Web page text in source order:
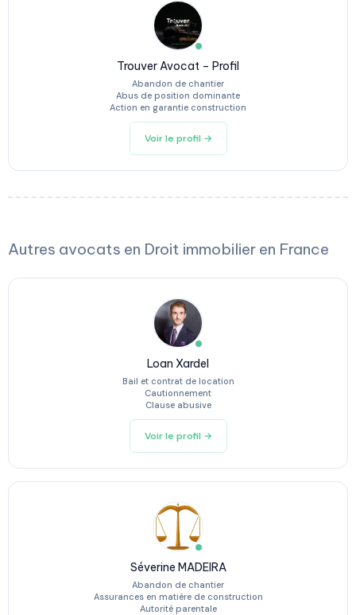
Trouver Avocat – Profil
Abandon de chantier
Abus de position dominante
Action en garantie construction
Voir le profil →
Autres avocats en Droit immobilier en France
Loan Xardel
Bail et contrat de location
Cautionnement
Clause abusive
Voir le profil →
Séverine MADEIRA
Abandon de chantier
Assurances en matière de construction
Autorité parentale